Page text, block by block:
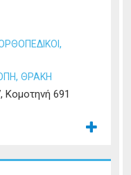
,
, ΘΡΑΚΗ
691